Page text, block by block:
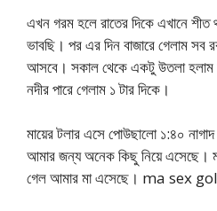
এখন গরম হলে রাতের দিকে এখানে শীত
ভাবছি। পর এর দিন বাজারে গেলাম সব
আসবে। সকাল থেকে একটু উতলা
নদীর পারে গেলাম ১ টার দিকে।
মায়ের টলার এসে পোউছালো ১:৪০
আমার জন্য অনেক কিছু নিয়ে এসেছে।
গেল আমার মা এসেছে। ma sex